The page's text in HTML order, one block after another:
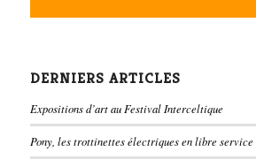
DERNIERS ARTICLES
Expositions d’art au Festival Interceltique
Pony, les trottinettes électriques en libre service